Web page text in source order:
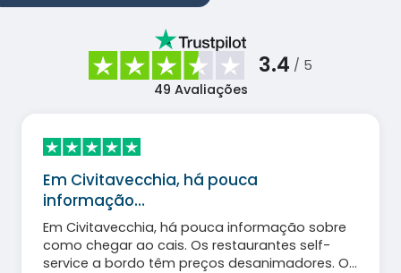
3.4 / 5
49 Avaliações
Em Civitavecchia, há pouca
informação…
Em Civitavecchia, há pouca informação sobre
como chegar ao cais. Os restaurantes self-
service a bordo têm preços desanimadores. O